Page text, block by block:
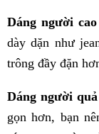
Dáng người
dày dặn như
trông đầy đặn
Dáng người
gọn hơn, bạn